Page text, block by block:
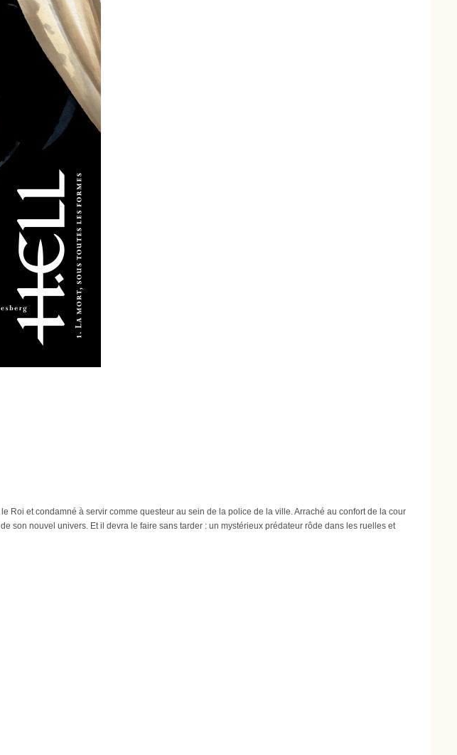
Roi et condamné à servir comme questeur au sein de la police de la ville. Arraché au confort de la cour
son nouvel univers. Et il devra le faire sans tarder : un mystérieux prédateur rôde dans les ruelles et